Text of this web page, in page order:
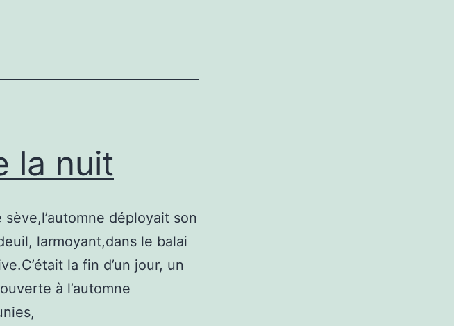
la nuit
déployait son
larmoyant,dans le balai
la fin d’un jour, un
à l’automne